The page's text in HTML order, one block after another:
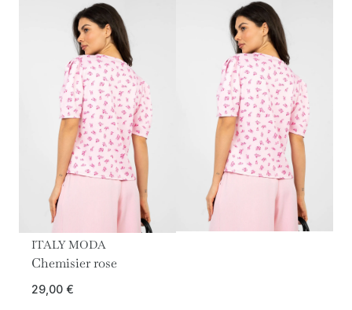
ITALY MODA
Chemisier rose
29,00 €